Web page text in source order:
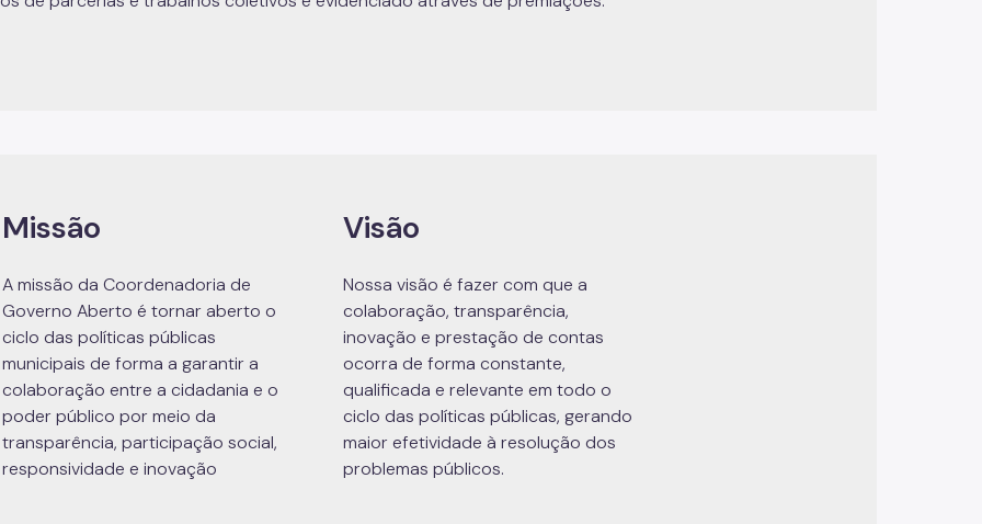
Missão
A missão da Coordenadoria de
Governo Aberto é tornar aberto o
ciclo das políticas públicas
municipais de forma a garantir a
colaboração entre a cidadania e o
poder público por meio da
transparência, participação social,
responsividade e inovação
Visão
Nossa visão é fazer com que a
colaboração, transparência,
inovação e prestação de contas
ocorra de forma constante,
qualificada e relevante em todo o
ciclo das políticas públicas, gerando
maior efetividade à resolução dos
problemas públicos.